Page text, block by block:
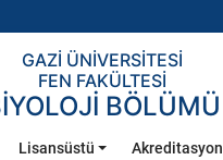
GAZİ ÜNİVERSİTESİ
FEN FAKÜLTESİ
BÖLÜMÜ
Lisansüstü Akreditasyon